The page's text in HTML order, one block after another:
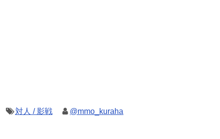
対人 / 影戦 @mmo_kuraha